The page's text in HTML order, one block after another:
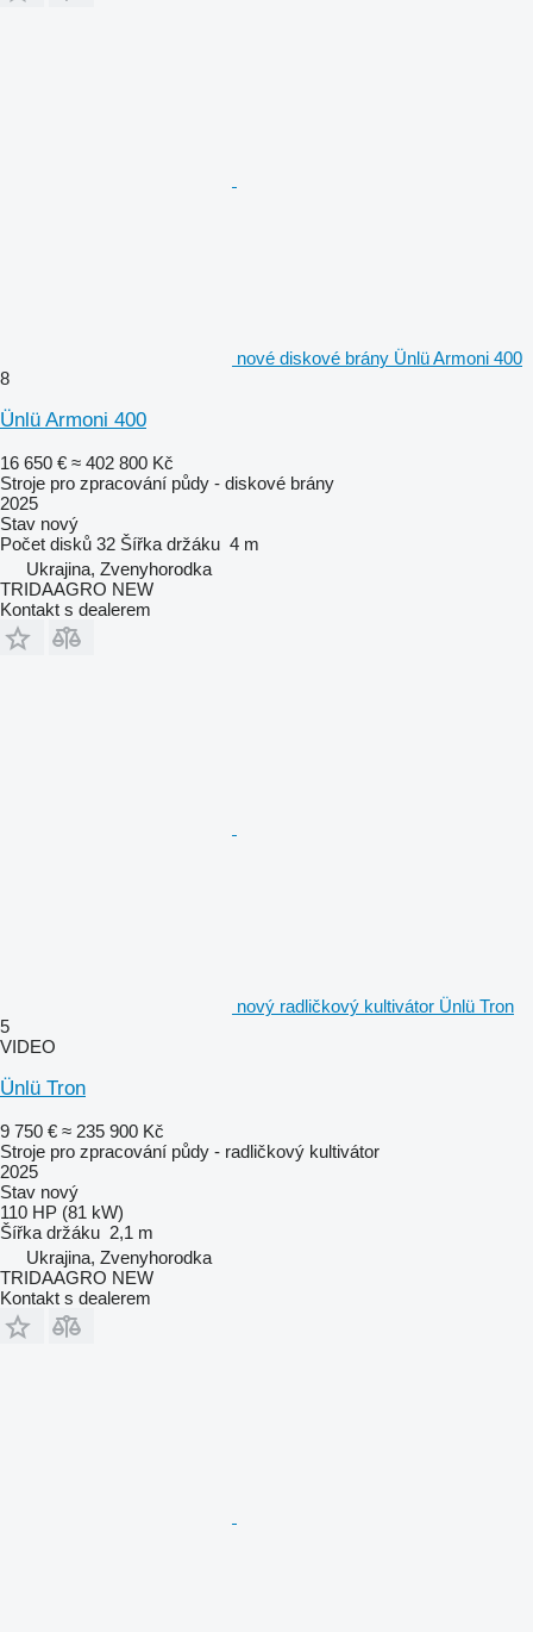
nové diskové brány Ünlü Armoni 400
8
Ünlü Armoni 400
16 650 € ≈ 402 800 Kč
Stroje pro zpracování půdy - diskové brány
2025
Stav nový
Počet disků 32 Šířka držáku 4 m
Ukrajina, Zvenyhorodka
TRIDAAGRO NEW
Kontakt s dealerem
nový radličkový kultivátor Ünlü Tron
5
VIDEO
Ünlü Tron
9 750 € ≈ 235 900 Kč
Stroje pro zpracování půdy - radličkový kultivátor
2025
Stav nový
110 HP (81 kW)
Šířka držáku 2,1 m
Ukrajina, Zvenyhorodka
TRIDAAGRO NEW
Kontakt s dealerem